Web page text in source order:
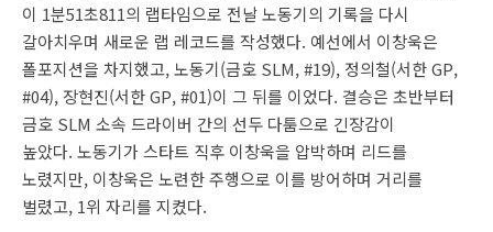
이 1분51초811의 랩타임으로 전날 노동기의 기록을 다시
갈아치우며 새로운 랩 레코드를 작성했다. 예선에서 이창욱은
폴포지션을 차지했고, 노동기(금호 SLM, #19), 정의철(서한 GP,
#04), 장현진(서한 GP, #01)이 그 뒤를 이었다. 결승은 초반부터
금호 SLM 소속 드라이버 간의 선두 다툼으로 긴장감이
높았다. 노동기가 스타트 직후 이창욱을 압박하며 리드를
노렸지만, 이창욱은 노련한 주행으로 이를 방어하며 거리를
벌렸고, 1위 자리를 지켰다.